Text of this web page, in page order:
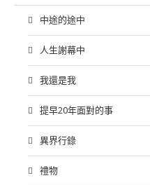
中途的途中
人生謝幕中
我還是我
提早20年面對的事
異界行錄
禮物